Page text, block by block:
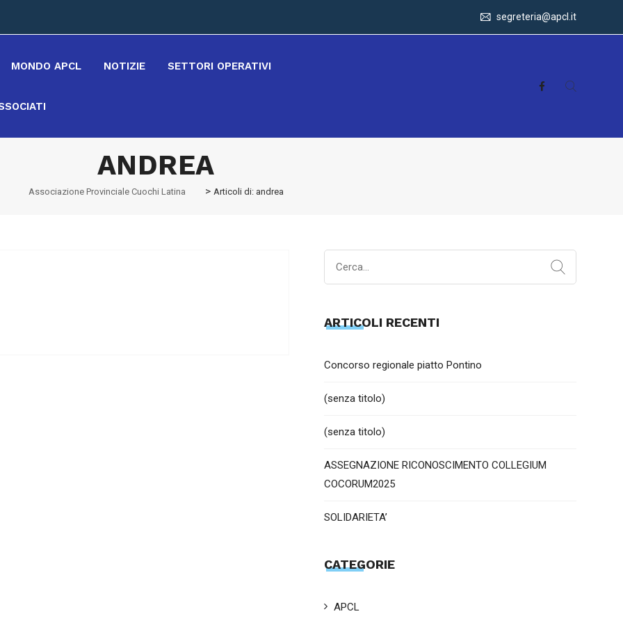
segreteria@apcl.it
MONDO APCL NOTIZIE SETTORI OPERATIVI
ANDREA
Associazione Provinciale Cuochi Latina > Articoli di: andrea
26 Luglio 2022 andrea
ARTICOLI RECENTI
Concorso regionale piatto Pontino
(senza titolo)
(senza titolo)
ASSEGNAZIONE RICONOSCIMENTO COLLEGIUM
COCORUM2025
SOLIDARIETA’
CATEGORIE
APCL